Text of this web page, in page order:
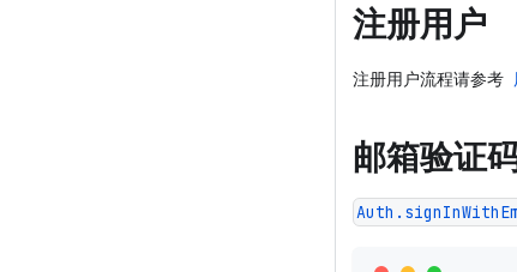
注册用户
注册用户流程请参考
邮箱验证